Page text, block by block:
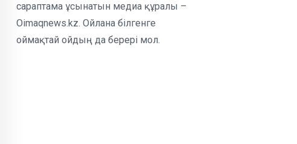
сараптама ұсынатын медиа құралы –
Oimaqnews.kz. Ойлана білгенге
оймақтай ойдың да берері мол.